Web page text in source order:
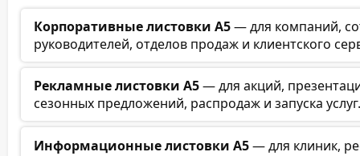
Корпоративные листовки А5— для компаний,
руководителей, отделов продаж и клиентского
Рекламные листовки А5— для акций,
сезонных предложений, распродаж и запуска услуг.
Информационные листовки А5— для клиник,